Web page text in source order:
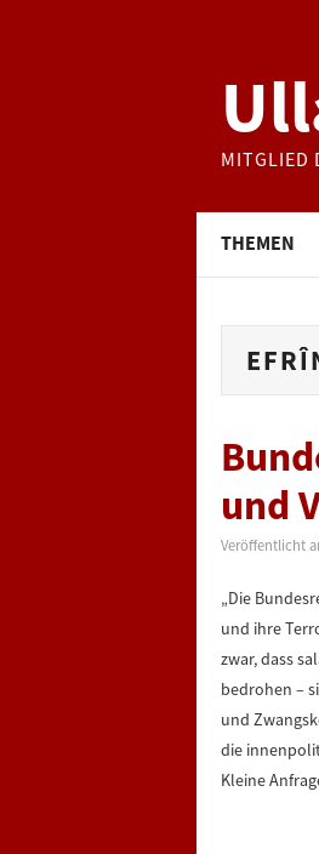
MITGLIED
THEMEN
und
Veröffentlicht
„Die
und ihre
zwar, dass
bedrohen –
und
die
Kleine